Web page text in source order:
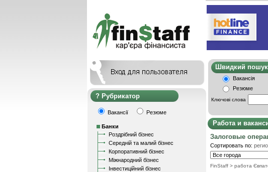
Рубрикатор
Вакансії Резюме
Банки
Роздрібний бізнес
Середній та малий бізнес
Корпоративний бізнес
Міжнародний бізнес
Інвестиційний бізнес
Вакансія
Резюме
Ключові слова
Работа и
Залоговые
Сортировать по:
FinStaff > работа